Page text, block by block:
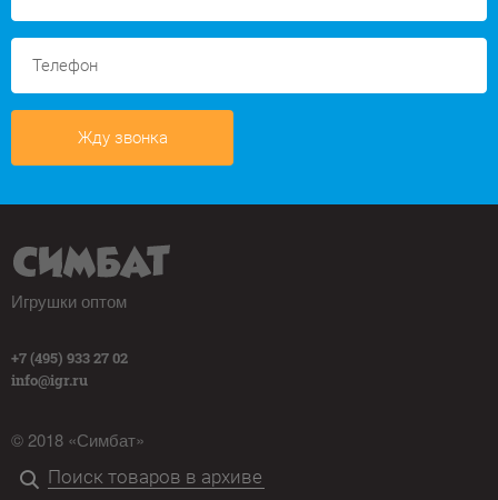
Жду звонка
Игрушки оптом
+7 (495) 933 27 02
info@igr.ru
© 2018 «Симбат»